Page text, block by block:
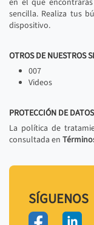
sencilla. Realiza tus
dispositivo.
OTROS DE NUESTROS
007
Videos
PROTECCIÓN DE
La política de
consultada en
SÍGUENOS